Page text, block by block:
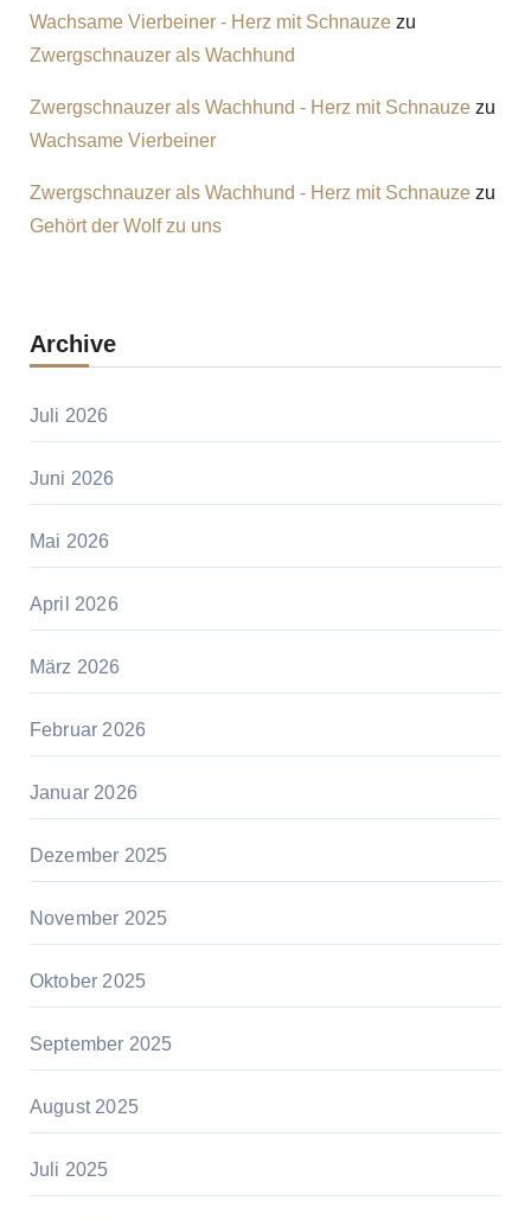
Wachsame Vierbeiner - Herz mit Schnauzezu
Zwergschnauzer als Wachhund
Zwergschnauzer als Wachhund - Herz mit Schnauzezu
Wachsame Vierbeiner
Zwergschnauzer als Wachhund - Herz mit Schnauzezu
Gehört der Wolf zu uns
Archive
Juli 2026
Juni 2026
Mai 2026
April 2026
März 2026
Februar 2026
Januar 2026
Dezember 2025
November 2025
Oktober 2025
September 2025
August 2025
Juli 2025